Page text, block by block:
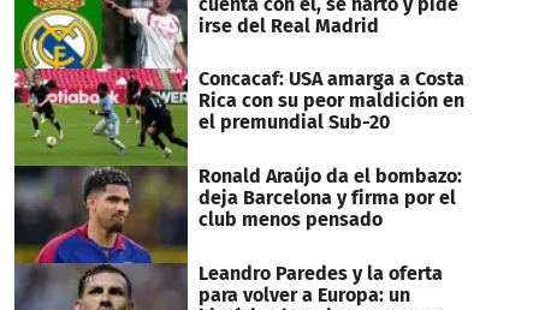
irse del Real Madrid
Concacaf: USA amarga a Costa
Rica con su peor maldición en
el premundial Sub-20
Ronald Araújo da el bombazo:
deja Barcelona y firma por el
club menos pensado
Leandro Paredes y la oferta
para volver a Europa: un